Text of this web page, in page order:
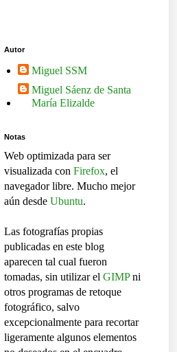
Autor
Miguel SSM
Miguel Sáenz de Santa
María Elizalde
Notas
Web optimizada para ser
visualizada con Firefox, el
navegador libre. Mucho mejor
aún desde Ubuntu.
Las fotografías propias
publicadas en este blog
aparecen tal cual fueron
tomadas, sin utilizar el GIMPni
otros programas de retoque
fotográfico, salvo
excepcionalmente para recortar
ligeramente algunos elementos